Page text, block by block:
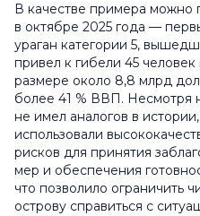
В качестве примера можно
в октябре 2025 года —
ураган категории 5,
привел к гибели 45
размере около 8,8 млрд
более 41 % ВВП. Несмотря
не имел аналогов в
использовали
рисков для принятия
мер и обеспечения
что позволило ограничить
острову справиться с